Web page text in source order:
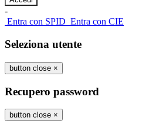
-
Entra con SPID Entra con CIE
Seleziona utente
button close ×
Recupero password
button close ×